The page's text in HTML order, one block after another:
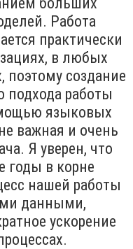
Работа
практически
в любых
поэтому создание
подхода работы
языковых
важная и очень
Я уверен, что
годы в корне
нашей работы
данными,
ускорение